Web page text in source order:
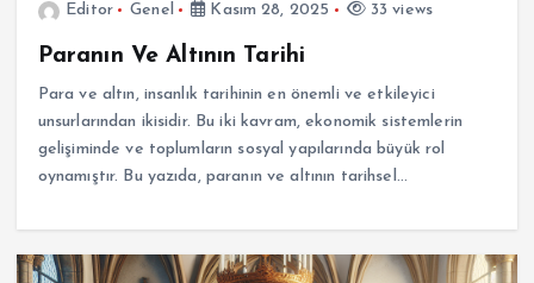
Editor Genel Kasım 28, 2025 33 views
Paranın Ve Altının Tarihi
Para ve altın, insanlık tarihinin en önemli ve etkileyici
unsurlarından ikisidir. Bu iki kavram, ekonomik sistemlerin
gelişiminde ve toplumların sosyal yapılarında büyük rol
oynamıştır. Bu yazıda, paranın ve altının tarihsel…